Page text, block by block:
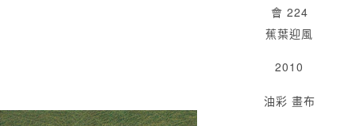
會 224
蕉葉迎風
2010
油彩 畫布